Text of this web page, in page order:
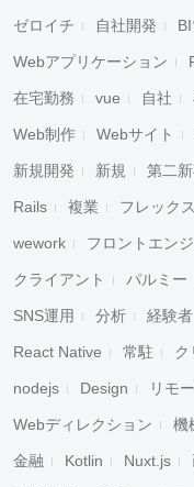
ゼロイチ 自社開発
Webアプリケーション
在宅勤務 vue 自社
Web制作 Webサイト
新規開発 新規 第二
Rails 複業 フレックス
wework フロントエン
クライアント パルミー
SNS運用 分析 経験者
React Native 常駐 ク
nodejs Design リモ
Webディレクション 機
金融 Kotlin Nuxt.js